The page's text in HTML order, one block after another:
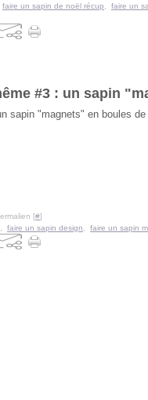
faire un sapin de noël récup faire un
#3 : un sapin
[#]
faire un sapin design faire un sapin